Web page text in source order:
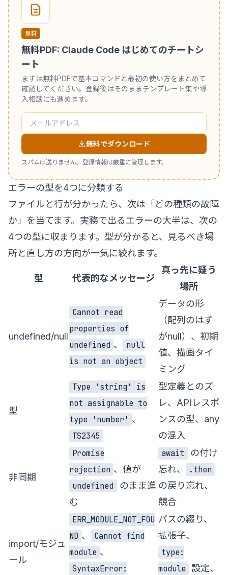
無料
無料PDF: Claude Code はじめてのチートシ
ート
まずは無料PDFで基本コマンドと最初の使い方をまとめて
確認してください。登録後はそのままテンプレート集や導
入相談にも進めます。
無料でダウンロード
スパムは送りません。登録情報は厳重に管理します。
エラーの型を4つに分類する
ファイルと行が分かったら、次は「どの種類の故障
か」を当てます。実務で出るエラーの大半は、次の
4つの型に収まります。型が分かると、見るべき場
所と直し方の方向が一気に絞れます。
型 代表的なメッセージ
真っ先に疑う
場所
undefined/null
Cannot read
properties of
undefined 、
null
is not an object
データの形
（配列のはず
がnull）、初期
値、描画タイ
ミング
型
Type 'string' is
not assignable to
type 'number' 、
TS2345
型定義とのズ
レ、APIレスポ
ンスの型、any
の混入
非同期
Promise
rejection 、値が
undefined
のまま進
む
await
の付け
忘れ、
.then
の戻り忘れ、
競合
import/モジュ
ール
ERR_MODULE_NOT_FOU
ND 、
Cannot find
module 、
SyntaxError:
パスの綴り、
拡張子、
type:
module
設定、